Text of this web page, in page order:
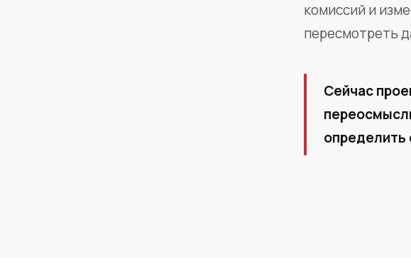
комиссий и
пересмотреть
Сейчас
определить